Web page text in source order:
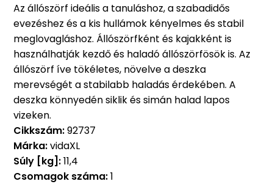
Az állószörf ideális a tanuláshoz, a szabadidős
evezéshez és a kis hullámok kényelmes és stabil
meglovagláshoz. Állószörfként és kajakként is
használhatják kezdő és haladó állószörfösök is. Az
állószörf íve tökéletes, növelve a deszka
merevségét a stabilabb haladás érdekében. A
deszka könnyedén siklik és simán halad lapos
vizeken.
Cikkszám:92737
Márka:vidaXL
Súly [kg]:11,4
Csomagok száma:1